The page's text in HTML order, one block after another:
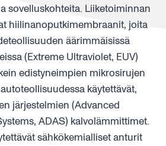
sovelluskohteita. Liiketoiminnan
hiilinanoputkimembraanit, joita
äärimmäisissä
(Extreme Ultraviolet, EUV)
edistyneimpien mikrosirujen
käytettävät,
järjestelmien (Advanced
ADAS) kalvolämmittimet.
sähkökemialliset anturit